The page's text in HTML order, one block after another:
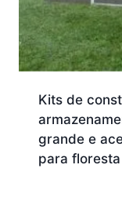
Kits de
grande e
para floresta